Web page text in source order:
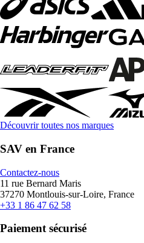
Découvrir toutes nos marques
SAV en France
Contactez-nous
11 rue Bernard Maris
37270 Montlouis-sur-Loire, France
+33 1 86 47 62 58
Paiement sécurisé